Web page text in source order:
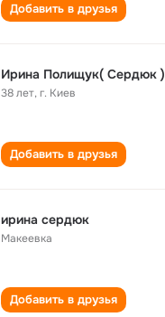
Добавить в друзья
Ирина Полищук( Сердюк )
38 лет,г. Киев
Добавить в друзья
ирина сердюк
Макеевка
Добавить в друзья